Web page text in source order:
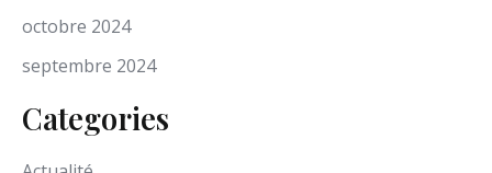
octobre 2024
septembre 2024
Categories